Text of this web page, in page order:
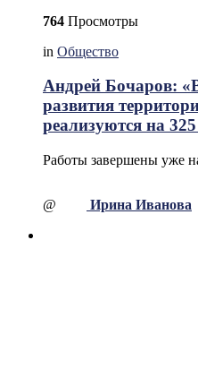
764 Просмотры
in Общество
Андрей Бочаров:
развития
реализуются на
Работы завершены уже
@ Ирина Иванова